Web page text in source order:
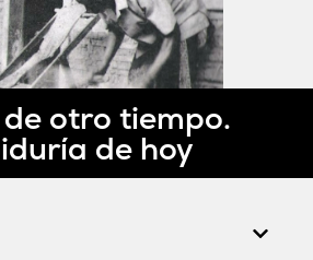
de otro tiempo.
de hoy